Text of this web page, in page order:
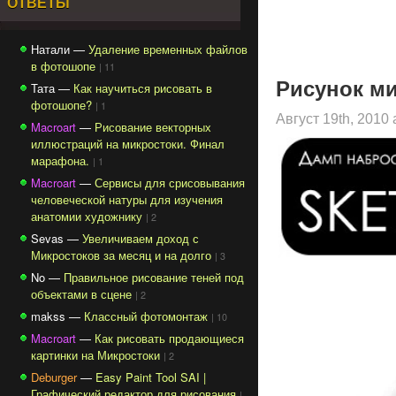
ОТВЕТЫ
Натали — Удаление временных файлов
в фотошопе | 11
Тата — Как научиться рисовать в
фотошопе? | 1
Macroart — Рисование векторных
иллюстраций на микростоки. Финал
марафона. | 1
Macroart — Сервисы для срисовывания
человеческой натуры для изучения
анатомии художнику | 2
Sevas — Увеличиваем доход с
Микростоков за месяц и на долго | 3
No — Правильное рисование теней под
объектами в сцене | 2
makss — Классный фотомонтаж | 10
Macroart — Как рисовать продающиеся
картинки на Микростоки | 2
Deburger— Easy Paint Tool SAI |
Рисунок
Август 19th, 2010